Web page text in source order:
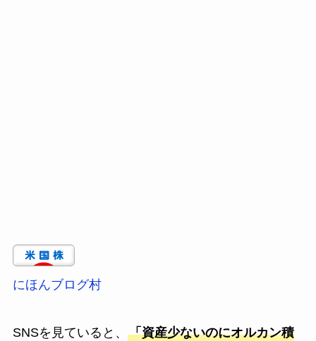
にほんブログ村
SNSを見ていると、 「資産少ないのにオルカン積